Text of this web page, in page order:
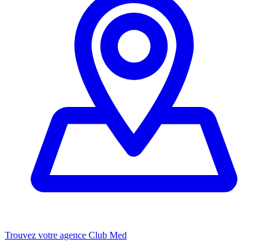
Trouvez votre agence Club Med